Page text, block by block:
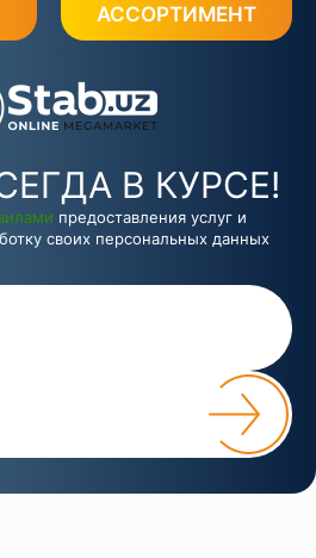
АССОРТИМЕНТ
В КУРСЕ!
предоставления услуг и
своих персональных данных